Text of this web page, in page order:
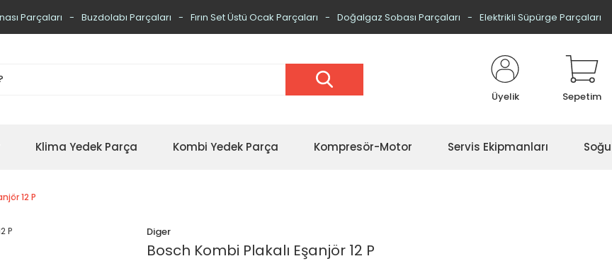
Parçaları Buzdolabı Parçaları Fırın Set Üstü Ocak Parçaları Doğalgaz Sobası Parçaları Elektrikli Süpürge Parçaları
Üyelik Sepetim
Klima Yedek Parça Kombi Yedek Parça Kompresör-Motor Servis Ekipmanları
12 P
Diger
Bosch Kombi Plakalı Eşanjör 12 P